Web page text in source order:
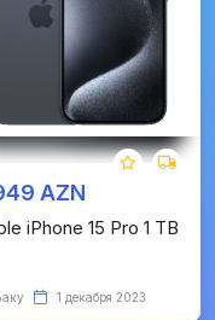
AZN
iPhone 15 Pro 1 TB
1 декабря 2023